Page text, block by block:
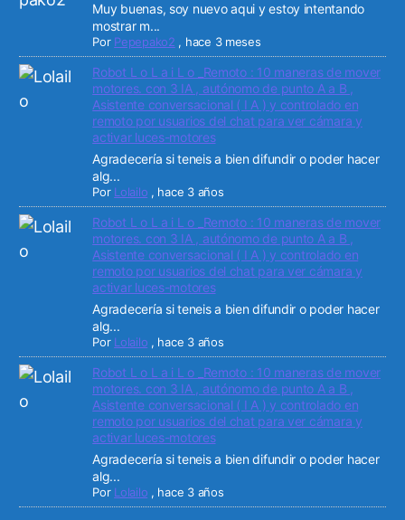
Muy buenas, soy nuevo aqui y estoy intentando
mostrar m...
Por Pepepako2 , hace 3 meses
Robot L o L a i L o _Remoto : 10 maneras de mover
motores. con 3 IA , autónomo de punto A a B ,
Asistente conversacional ( I A ) y controlado en
remoto por usuarios del chat para ver cámara y
activar luces-motores
Agradecería si teneis a bien difundir o poder hacer
alg...
Por Lolailo , hace 3 años
Robot L o L a i L o _Remoto : 10 maneras de mover
motores. con 3 IA , autónomo de punto A a B ,
Asistente conversacional ( I A ) y controlado en
remoto por usuarios del chat para ver cámara y
activar luces-motores
Agradecería si teneis a bien difundir o poder hacer
alg...
Por Lolailo , hace 3 años
Robot L o L a i L o _Remoto : 10 maneras de mover
motores. con 3 IA , autónomo de punto A a B ,
Asistente conversacional ( I A ) y controlado en
remoto por usuarios del chat para ver cámara y
activar luces-motores
Agradecería si teneis a bien difundir o poder hacer
alg...
Por Lolailo , hace 3 años